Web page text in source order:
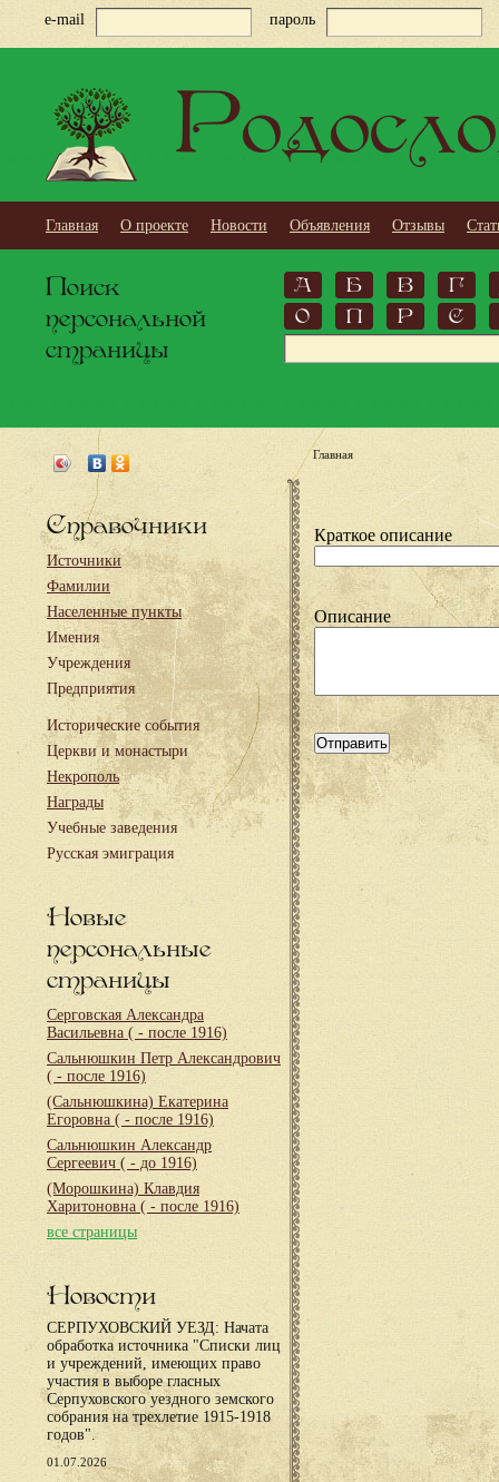
e-mail пароль
Главная О проекте Новости Объявления Отзывы
Поиск
персональной
страницы
А Б В
Г
О
П Р С
Справочники
Источники
Фамилии
Населенные пункты
Имения
Учреждения
Предприятия
Исторические события
Церкви и монастыри
Некрополь
Награды
Учебные заведения
Русская эмиграция
Новые
персональные
страницы
Серговская Александра
Васильевна ( - после 1916)
Сальнюшкин Петр Александрович
( - после 1916)
(Сальнюшкина) Екатерина
Егоровна ( - после 1916)
Сальнюшкин Александр
Сергеевич ( - до 1916)
(Морошкина) Клавдия
Харитоновна ( - после 1916)
все страницы
Новости
СЕРПУХОВСКИЙ УЕЗД: Начата
обработка источника "Списки лиц
и учреждений, имеющих право
участия в выборе гласных
Серпуховского уездного земского
собрания на трехлетие 1915-1918
годов".
01.07.2026
Главная
Краткое описание
Описание